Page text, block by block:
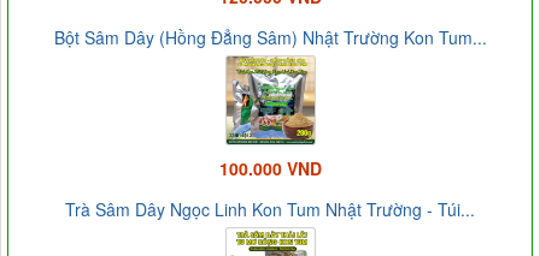
Bột Sâm Dây (Hồng Đẳng Sâm) Nhật Trường Kon Tum...
100.000 VND
Trà Sâm Dây Ngọc Linh Kon Tum Nhật Trường - Túi...